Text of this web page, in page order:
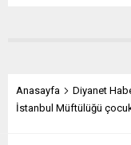
Anasayfa
Diyanet
İstanbul Müftülüğü